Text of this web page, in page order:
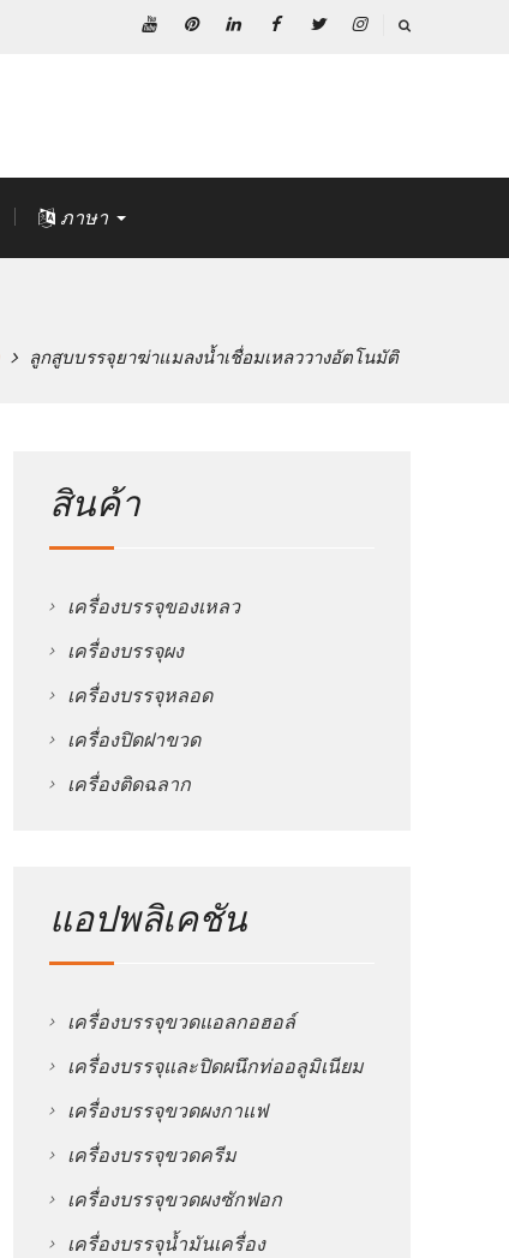
ภาษา
ลูกสูบบรรจุยาฆ่าแมลงน้ำเชื่อมเหลววางอัตโนมัติ
สินค้า
เครื่องบรรจุของเหลว
เครื่องบรรจุผง
เครื่องบรรจุหลอด
เครื่องปิดฝาขวด
เครื่องติดฉลาก
แอปพลิเคชัน
เครื่องบรรจุขวดแอลกอฮอล์
เครื่องบรรจุและปิดผนึกท่ออลูมิเนียม
เครื่องบรรจุขวดผงกาแฟ
เครื่องบรรจุขวดครีม
เครื่องบรรจุขวดผงซักฟอก
เครื่องบรรจุน้ำมันเครื่อง